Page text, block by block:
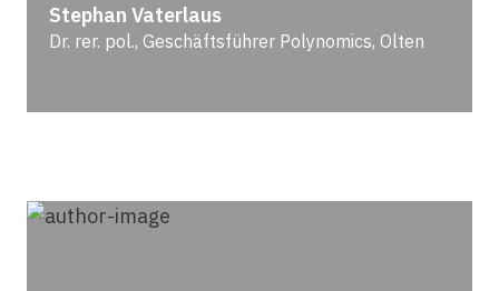
Stephan Vaterlaus
Dr. rer. pol., Geschäftsführer Polynomics, Olten